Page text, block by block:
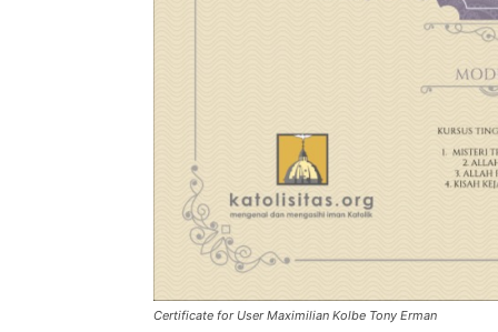
Certificate for User Maximilian Kolbe Tony Erman